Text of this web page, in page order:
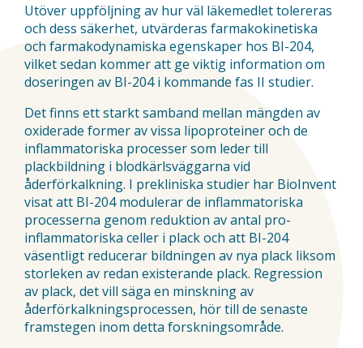
Utöver uppföljning av hur väl läkemedlet tolereras
och dess säkerhet, utvärderas farmakokinetiska
och farmakodynamiska egenskaper hos BI-204,
vilket sedan kommer att ge viktig information om
doseringen av BI-204 i kommande fas II studier.
Det finns ett starkt samband mellan mängden av
oxiderade former av vissa lipoproteiner och de
inflammatoriska processer som leder till
plackbildning i blodkärlsväggarna vid
åderförkalkning. I prekliniska studier har BioInvent
visat att BI-204 modulerar de inflammatoriska
processerna genom reduktion av antal pro-
inflammatoriska celler i plack och att BI-204
väsentligt reducerar bildningen av nya plack liksom
storleken av redan existerande plack. Regression
av plack, det vill säga en minskning av
åderförkalkningsprocessen, hör till de senaste
framstegen inom detta forskningsområde.